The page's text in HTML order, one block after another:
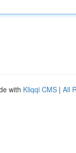
with Kliqqi CMS | All